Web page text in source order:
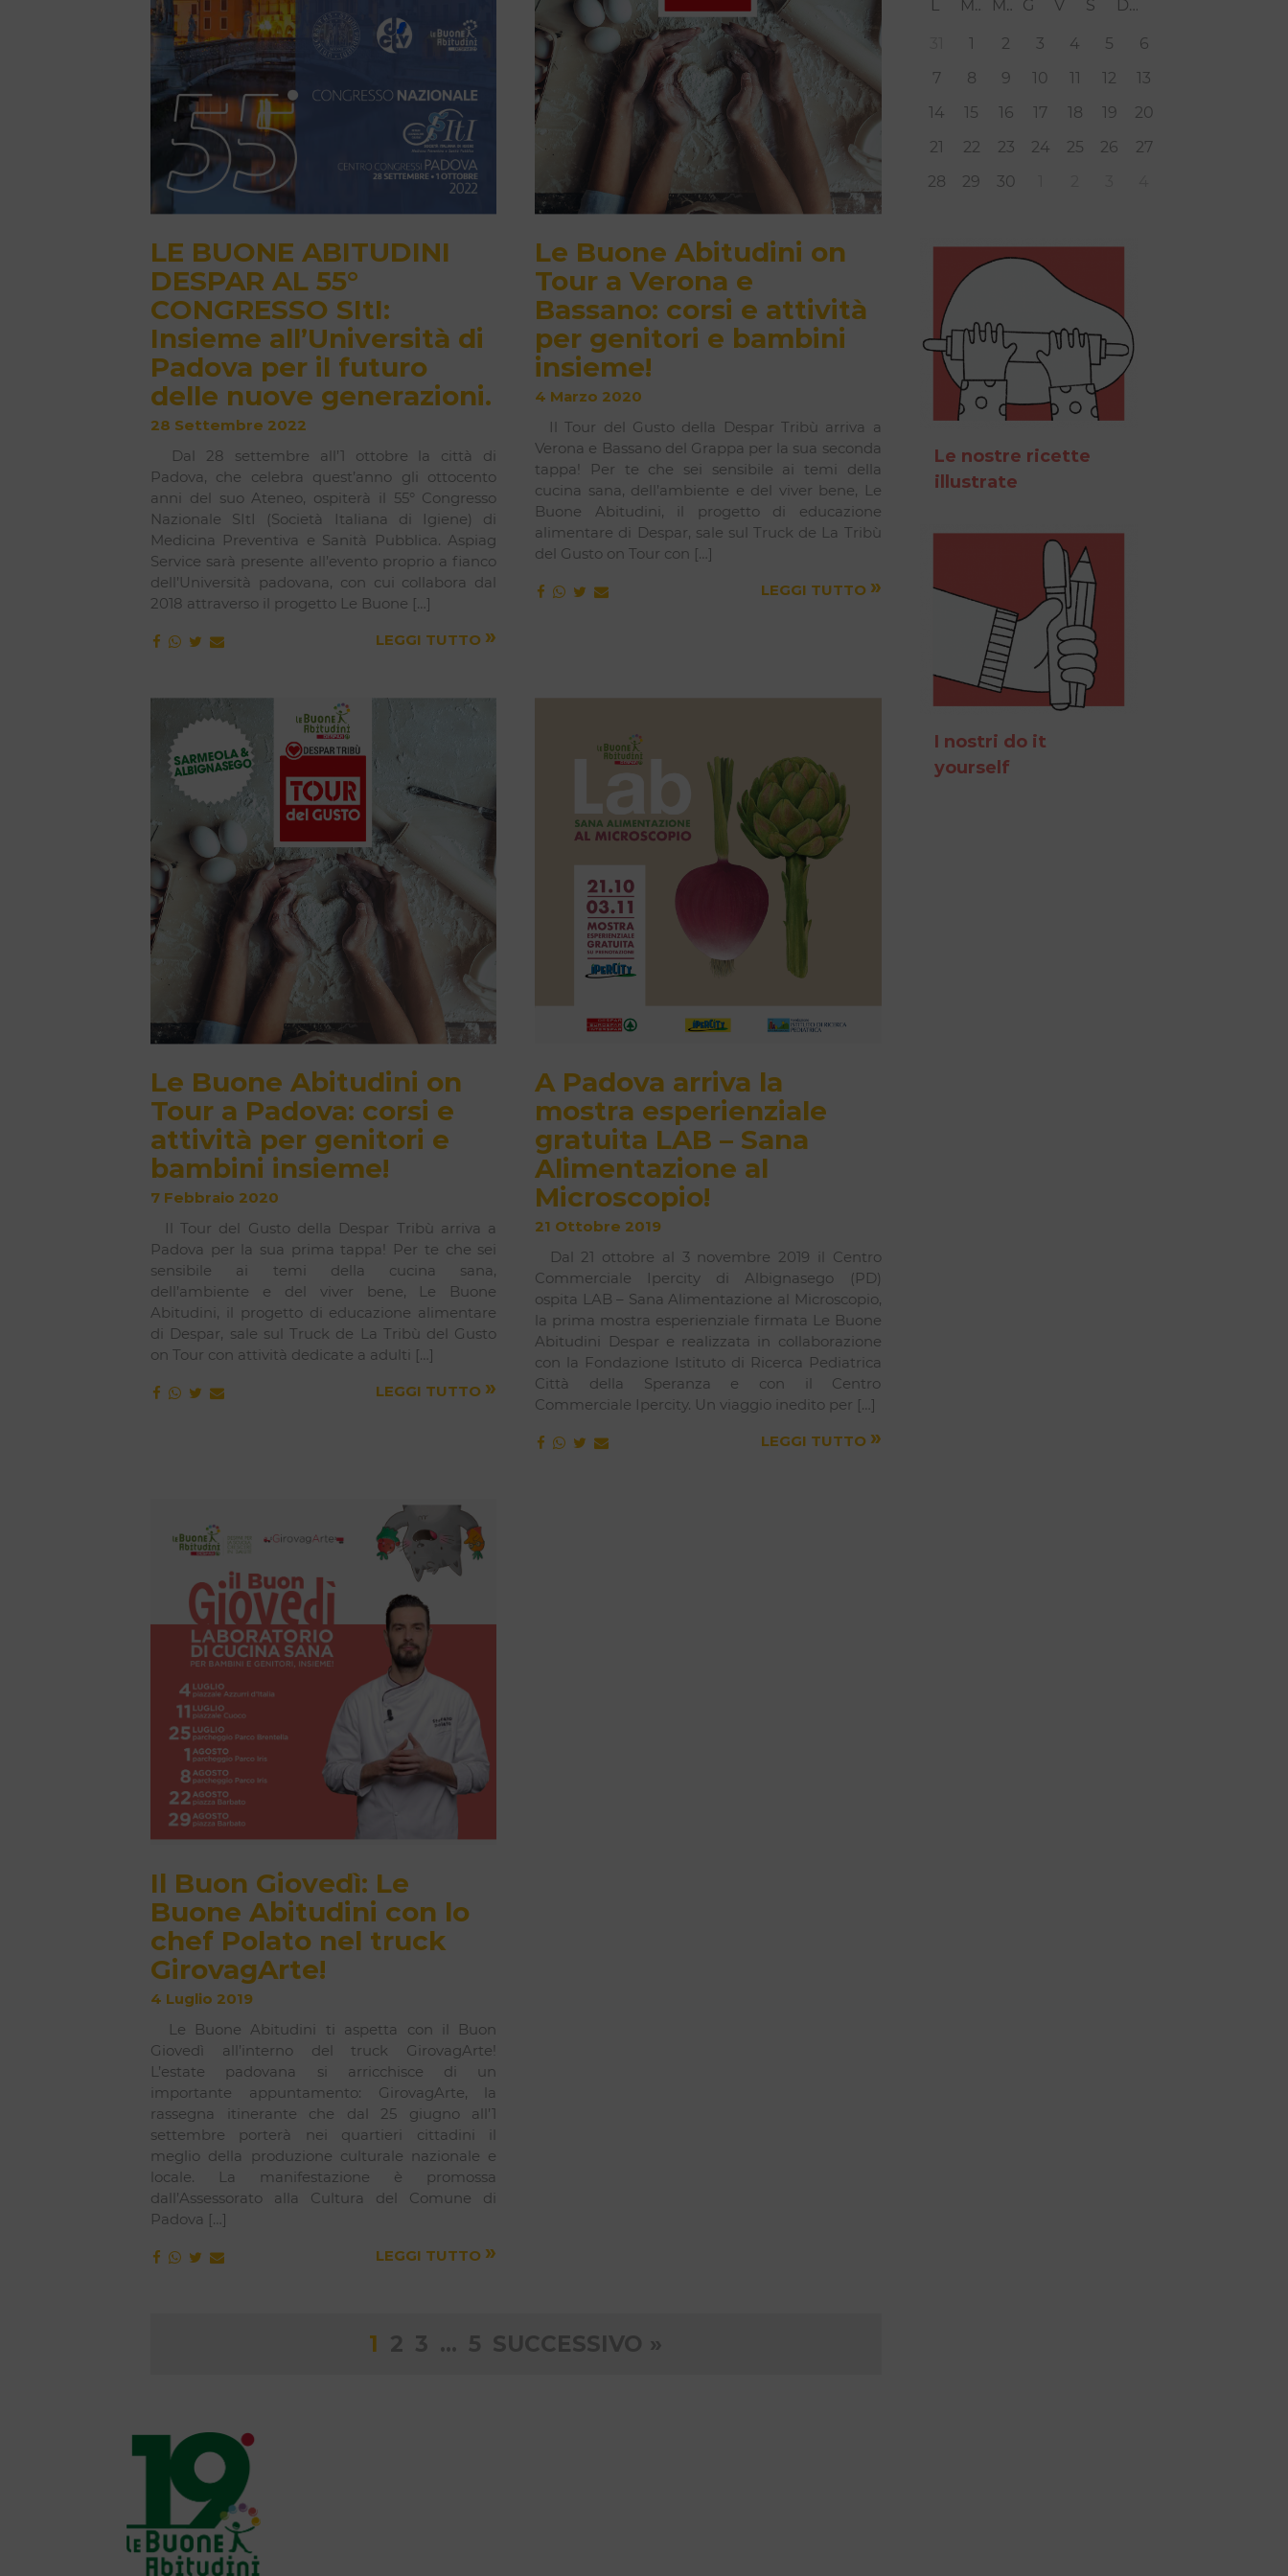
LE BUONE ABITUDINI
DESPAR AL 55°
CONGRESSO SItI:
Insieme all’Università di
Padova per il futuro
delle nuove generazioni.
28 Settembre 2022
Dal 28 settembre all’1 ottobre la città di
Padova, che celebra quest’anno gli ottocento
anni del suo Ateneo, ospiterà il 55° Congresso
Nazionale SItI (Società Italiana di Igiene) di
Medicina Preventiva e Sanità Pubblica. Aspiag
Service sarà presente all’evento proprio a fianco
dell’Università padovana, con cui collabora dal
2018 attraverso il progetto Le Buone […]
LEGGI TUTTO »
Le Buone Abitudini on
Tour a Verona e
Bassano: corsi e attività
per genitori e bambini
insieme!
4 Marzo 2020
Il Tour del Gusto della Despar Tribù arriva a
Verona e Bassano del Grappa per la sua seconda
tappa! Per te che sei sensibile ai temi della
cucina sana, dell’ambiente e del viver bene, Le
Buone Abitudini, il progetto di educazione
alimentare di Despar, sale sul Truck de La Tribù
del Gusto on Tour con […]
LEGGI TUTTO »
Le Buone Abitudini on
Tour a Padova: corsi e
attività per genitori e
bambini insieme!
7 Febbraio 2020
Il Tour del Gusto della Despar Tribù arriva a
Padova per la sua prima tappa! Per te che sei
sensibile ai temi della cucina sana,
dell’ambiente e del viver bene, Le Buone
Abitudini, il progetto di educazione alimentare
di Despar, sale sul Truck de La Tribù del Gusto
on Tour con attività dedicate a adulti […]
LEGGI TUTTO »
A Padova arriva la
mostra esperienziale
gratuita LAB – Sana
Alimentazione al
Microscopio!
21 Ottobre 2019
Dal 21 ottobre al 3 novembre 2019 il Centro
Commerciale Ipercity di Albignasego (PD)
ospita LAB – Sana Alimentazione al Microscopio,
la prima mostra esperienziale firmata Le Buone
Abitudini Despar e realizzata in collaborazione
con la Fondazione Istituto di Ricerca Pediatrica
Città della Speranza e con il Centro
Commerciale Ipercity. Un viaggio inedito per […]
LEGGI TUTTO »
Il Buon Giovedì: Le
Buone Abitudini con lo
chef Polato nel truck
GirovagArte!
4 Luglio 2019
Le Buone Abitudini ti aspetta con il Buon
Giovedì all’interno del truck GirovagArte!
L’estate padovana si arricchisce di un
importante appuntamento: GirovagArte, la
rassegna itinerante che dal 25 giugno all’1
settembre porterà nei quartieri cittadini il
meglio della produzione culturale nazionale e
locale. La manifestazione è promossa
dall’Assessorato alla Cultura del Comune di
Padova […]
LEGGI TUTTO »
Paginazione
1 2 3 … 5 SUCCESSIVO »
L M M G V S D
1 2 3 4 5
6
7
8 9 10 11 12
13
14
15 16 17 18 19
20
21
22 23 24 25 26
27
28
29 30
Le nostre ricette
illustrate
I nostri do it
yourself